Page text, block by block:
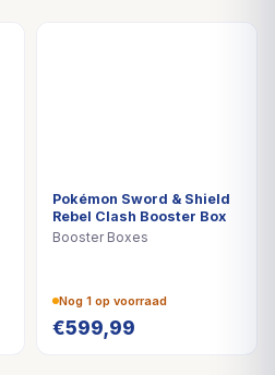
Pokémon Sword & Shield
Rebel Clash Booster Box
Booster Boxes
Nog 1 op voorraad
€599,99